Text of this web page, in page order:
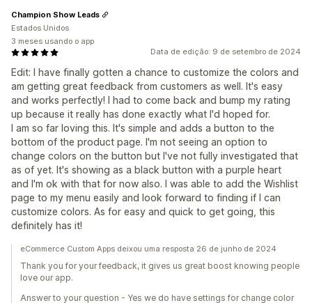
Data de edição: 9 de setembro de 2024
Edit: I have finally gotten a chance to customize the colors and
am getting great feedback from customers as well. It's easy
and works perfectly! I had to come back and bump my rating
up because it really has done exactly what I'd hoped for.
I am so far loving this. It's simple and adds a button to the
bottom of the product page. I'm not seeing an option to
change colors on the button but I've not fully investigated that
as of yet. It's showing as a black button with a purple heart
and I'm ok with that for now also. I was able to add the Wishlist
page to my menu easily and look forward to finding if I can
customize colors. As for easy and quick to get going, this
definitely has it!
Champion Show Leads
Estados Unidos
3 meses usando o app
eCommerce Custom Apps deixou uma resposta 26 de junho de 2024
Thank you for your feedback, it gives us great boost knowing people
love our app.
Answer to your question - Yes we do have settings for change color